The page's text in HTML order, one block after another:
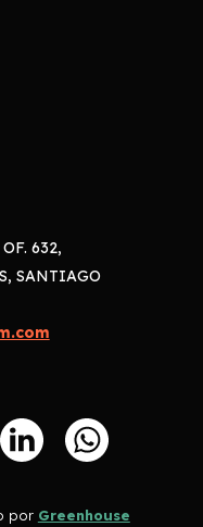
632,
SANTIAGO
por Greenhouse